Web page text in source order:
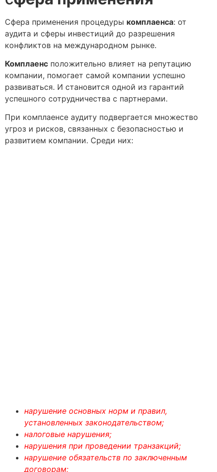
Сфера применения процедуры комплаенса: от
аудита и сферы инвестиций до разрешения
конфликтов на международном рынке.
Комплаенс положительно влияет на репутацию
компании, помогает самой компании успешно
развиваться. И становится одной из гарантий
успешного сотрудничества с партнерами.
При комплаенсе аудиту подвергается множество
угроз и рисков, связанных с безопасностью и
развитием компании. Среди них:
нарушение основных норм и правил,
установленных законодательством;
налоговые нарушения;
нарушения при проведении транзакций;
нарушение обязательств по заключенным
договорам;